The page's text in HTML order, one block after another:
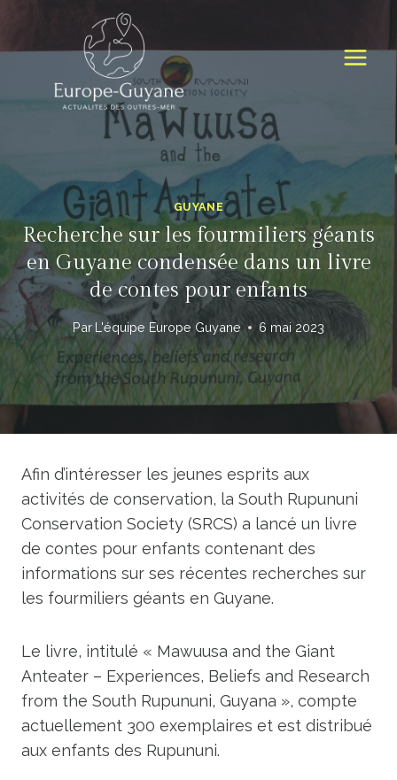
GUYANE
Recherche sur les fourmiliers géants
en Guyane condensée dans un livre
de contes pour enfants
Par L'équipe Europe Guyane 6 mai 2023
Afin d’intéresser les jeunes esprits aux
activités de conservation, la South Rupununi
Conservation Society (SRCS) a lancé un livre
de contes pour enfants contenant des
informations sur ses récentes recherches sur
les fourmiliers géants en Guyane.
Le livre, intitulé « Mawuusa and the Giant
Anteater – Experiences, Beliefs and Research
from the South Rupununi, Guyana », compte
actuellement 300 exemplaires et est distribué
aux enfants des Rupununi.